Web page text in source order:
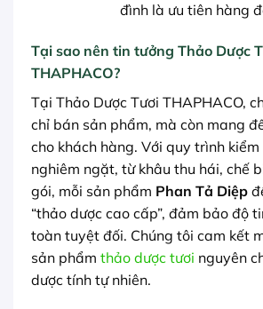
đình là ưu tiên hàng
Tại sao nên tin tưởng Thảo Dược
THAPHACO?
Tại Thảo Dược Tươi THAPHACO,
chỉ bán sản phẩm, mà còn mang
cho khách hàng. Với quy trình
nghiêm ngặt, từ khâu thu hái, chế
gói, mỗi sản phẩm Phan Tả Diệp
“thảo dược cao cấp”, đảm bảo độ
toàn tuyệt đối. Chúng tôi cam kết
sản phẩm thảo dược tươi nguyên
dược tính tự nhiên.